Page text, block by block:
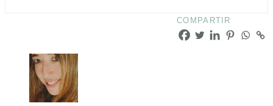
COMPARTIR